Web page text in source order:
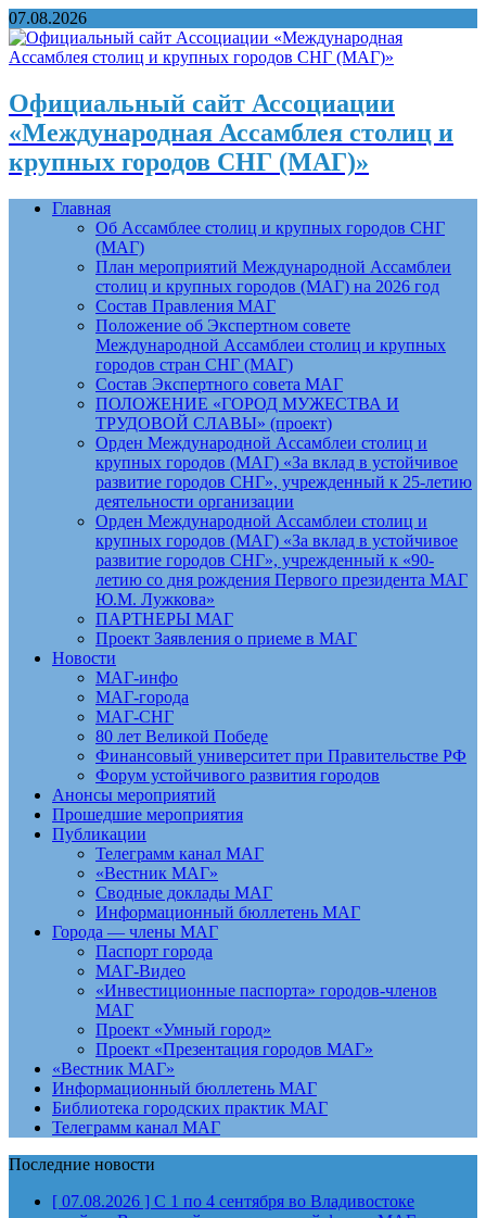
07.08.2026
Официальный сайт Ассоциации
«Международная Ассамблея столиц и
крупных городов СНГ (МАГ)»
Главная
Об Ассамблее столиц и крупных городов СНГ
(МАГ)
План мероприятий Международной Ассамблеи
столиц и крупных городов (МАГ) на 2026 год
Состав Правления МАГ
Положение об Экспертном совете
Международной Ассамблеи столиц и крупных
городов стран СНГ (МАГ)
Состав Экспертного совета МАГ
ПОЛОЖЕНИЕ «ГОРОД МУЖЕСТВА И
ТРУДОВОЙ СЛАВЫ» (проект)
Орден Международной Ассамблеи столиц и
крупных городов (МАГ) «За вклад в устойчивое
развитие городов СНГ», учрежденный к 25-летию
деятельности организации
Орден Международной Ассамблеи столиц и
крупных городов (МАГ) «За вклад в устойчивое
развитие городов СНГ», учрежденный к «90-
летию со дня рождения Первого президента МАГ
Ю.М. Лужкова»
ПАРТНЕРЫ МАГ
Проект Заявления о приеме в МАГ
Новости
МАГ-инфо
МАГ-города
МАГ-СНГ
80 лет Великой Победе
Финансовый университет при Правительстве РФ
Форум устойчивого развития городов
Анонсы мероприятий
Прошедшие мероприятия
Публикации
Телеграмм канал МАГ
«Вестник МАГ»
Сводные доклады МАГ
Информационный бюллетень МАГ
Города — члены МАГ
Паспорт города
МАГ-Видео
«Инвестиционные паспорта» городов-членов
МАГ
Проект «Умный город»
Проект «Презентация городов МАГ»
«Вестник МАГ»
Информационный бюллетень МАГ
Библиотека городских практик МАГ
Телеграмм канал МАГ
Последние новости
[ 07.08.2026 ] С 1 по 4 сентября во Владивостоке